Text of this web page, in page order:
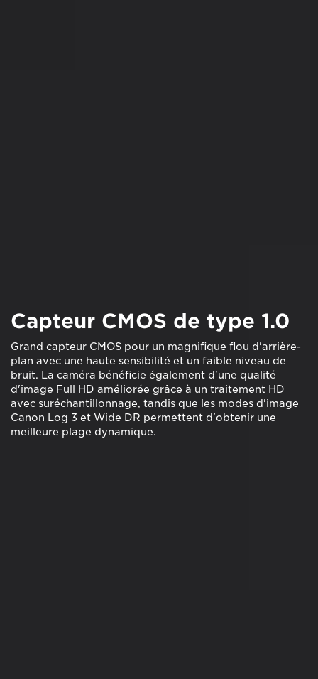
Capteur CMOS de type 1.0
Grand capteur CMOS pour un magnifique flou d'arrière-
plan avec une haute sensibilité et un faible niveau de
bruit. La caméra bénéficie également d'une qualité
d'image Full HD améliorée grâce à un traitement HD
avec suréchantillonnage, tandis que les modes d'image
Canon Log 3 et Wide DR permettent d'obtenir une
meilleure plage dynamique.